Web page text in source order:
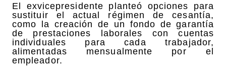
El exvicepresidente planteó opciones para
sustituir el actual régimen de cesantía,
como la creación de un fondo de garantía
de prestaciones laborales con cuentas
individuales para cada trabajador,
alimentadas mensualmente por el
empleador.